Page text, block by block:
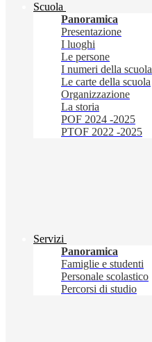
Scuola
Panoramica
Presentazione
I luoghi
Le persone
I numeri della scuola
Le carte della scuola
Organizzazione
La storia
POF 2024 -2025
PTOF 2022 -2025
Servizi
Panoramica
Famiglie e studenti
Personale scolastico
Percorsi di studio